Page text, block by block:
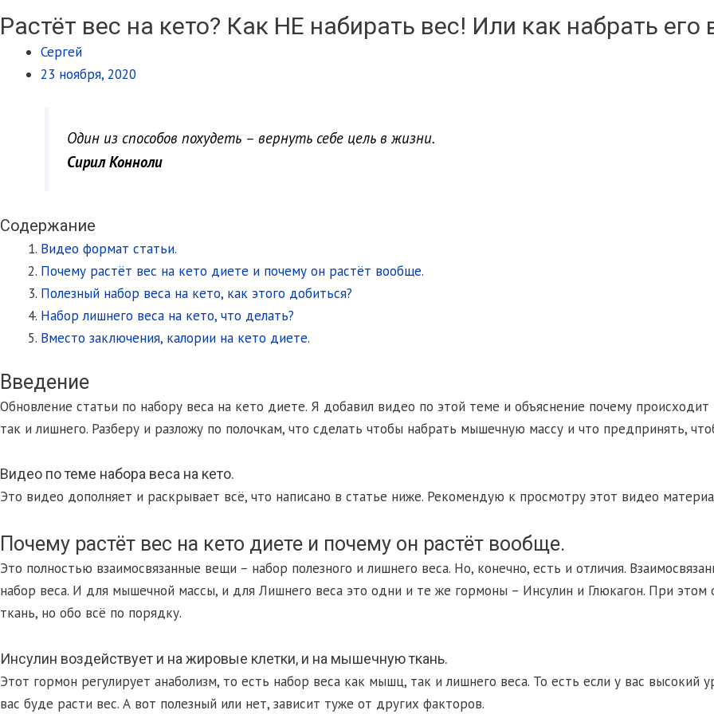
Растёт вес на кето? Как НЕ набирать вес! Или как набрать его
Сергей
23 ноября, 2020
Один из способов похудеть – вернуть себе цель в жизни.
Сирил Конноли
Содержание
Видео формат статьи.
Почему растёт вес на кето диете и почему он растёт вообще.
Полезный набор веса на кето, как этого добиться?
Набор лишнего веса на кето, что делать?
Вместо заключения, калории на кето диете.
Введение
Обновление статьи по набору веса на кето диете. Я добавил видео по этой теме и объяснение почему
так и лишнего. Разберу и разложу по полочкам, что сделать чтобы набрать мышечную массу и что предпринять,
Видео по теме набора веса на кето.
Это видео дополняет и раскрывает всё, что написано в статье ниже. Рекомендую к просмотру этот видео
Почему растёт вес на кето диете и почему он растёт вообще.
Это полностью взаимосвязанные вещи – набор полезного и лишнего веса. Но, конечно, есть и отличия.
набор веса. И для мышечной массы, и для Лишнего веса это одни и те же гормоны – Инсулин и Глюкагон. При
ткань, но обо всё по порядку.
Инсулин воздействует и на жировые клетки, и на мышечную ткань.
Этот гормон регулирует анаболизм, то есть набор веса как мышц, так и лишнего веса. То есть если у вас высокий
вас буде расти вес. А вот полезный или нет, зависит туже от других факторов.